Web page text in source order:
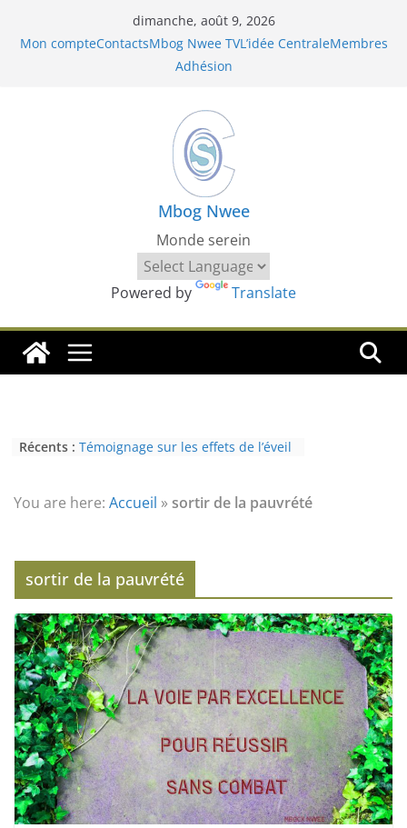
dimanche, août 9, 2026
Mon compteContactsMbog Nwee TVL’idée CentraleMembres
Adhésion
Mbog Nwee
Monde serein
Powered by Translate
Récents : Témoignage sur les effets de l’éveil
(2nde partie) : le paranormal
monde créé (2nde partie)
Témoignage sur les effets de l’éveil
(4ème partie) : la conscience
You are here: Accueil »sortir de la pauvrété
sortir de la pauvrété